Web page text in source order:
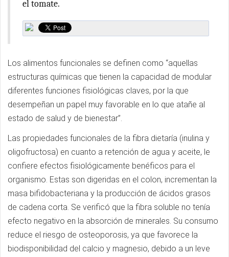
el tomate.
Los alimentos funcionales se definen como “aquellas
estructuras químicas que tienen la capacidad de modular
diferentes funciones fisiológicas claves, por la que
desempeñan un papel muy favorable en lo que atañe al
estado de salud y de bienestar”.
Las propiedades funcionales de la fibra dietaría (inulina y
oligofructosa) en cuanto a retención de agua y aceite, le
confiere efectos fisiológicamente benéficos para el
organismo. Estas son digeridas en el colon, incrementan la
masa bifidobacteriana y la producción de ácidos grasos
de cadena corta. Se verificó que la fibra soluble no tení­a
efecto negativo en la absorción de minerales. Su consumo
reduce el riesgo de osteoporosis, ya que favorece la
biodisponibilidad del calcio y magnesio, debido a un leve